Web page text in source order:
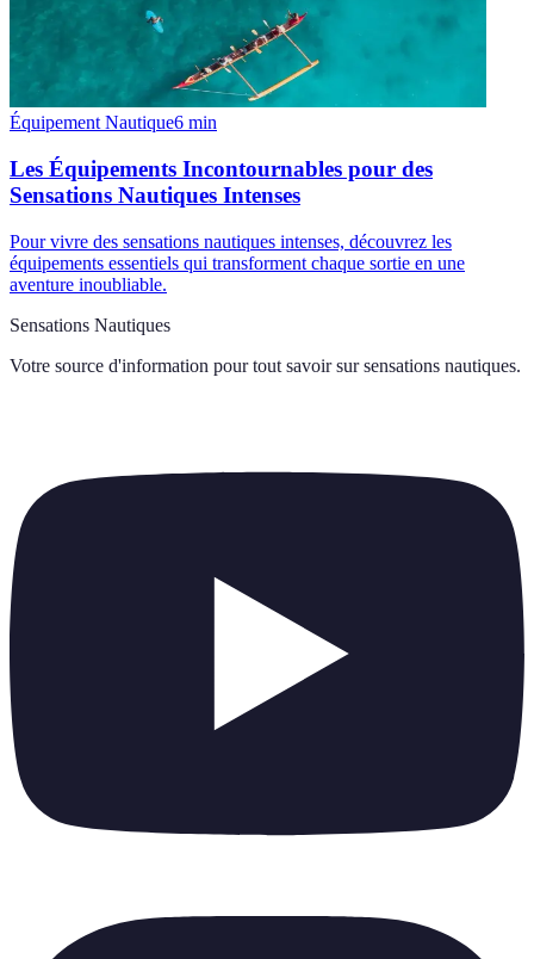
Équipement Nautique6 min
Les Équipements Incontournables pour des
Sensations Nautiques Intenses
Pour vivre des sensations nautiques intenses, découvrez les
équipements essentiels qui transforment chaque sortie en une
aventure inoubliable.
Sensations Nautiques
Votre source d'information pour tout savoir sur sensations nautiques.